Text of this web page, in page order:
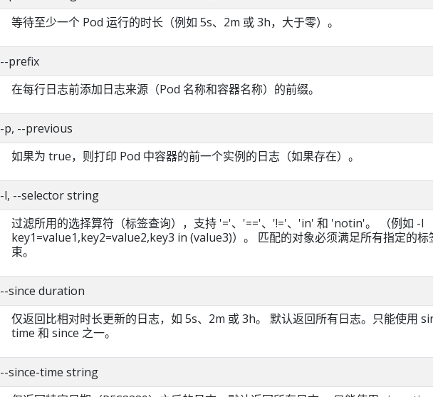
等待至少一个 Pod 运行的时长（例如 5s、2m 或 3h，大于零）。
--prefix
在每行日志前添加日志来源（Pod 名称和容器名称）的前缀。
-p, --previous
如果为 true，则打印 Pod 中容器的前一个实例的日志（如果存在）。
-l, --selector string
过滤所用的选择算符（标签查询），支持 '='、'=='、'!='、'in' 和 'notin'。 （例如 -l
key1=value1,key2=value2,key3 in (value3)）。 匹配的对象必须满足所有指定的标
束。
--since duration
仅返回比相对时长更新的日志，如 5s、2m 或 3h。 默认返回所有日志。只能使用
time 和 since 之一。
--since-time string